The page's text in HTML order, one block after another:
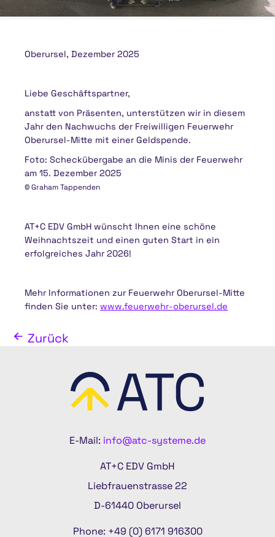
Oberursel, Dezember 2025
Liebe Geschäftspartner,
anstatt von Präsenten, unterstützen wir in diesem
Jahr den Nachwuchs der Freiwilligen Feuerwehr
Oberursel-Mitte mit einer Geldspende.
Foto: Scheckübergabe an die Minis der Feuerwehr
am 15. Dezember 2025
© Graham Tappenden
AT+C EDV GmbH wünscht Ihnen eine schöne
Weihnachtszeit und einen guten Start in ein
erfolgreiches Jahr 2026!
Mehr Informationen zur Feuerwehr Oberursel-Mitte
finden Sie unter: www.feuerwehr-oberursel.de
Zurück
E-Mail: info@atc-systeme.de
AT+C EDV GmbH
Liebfrauenstrasse 22
D-61440 Oberursel
Phone: +49 (0) 6171 916300